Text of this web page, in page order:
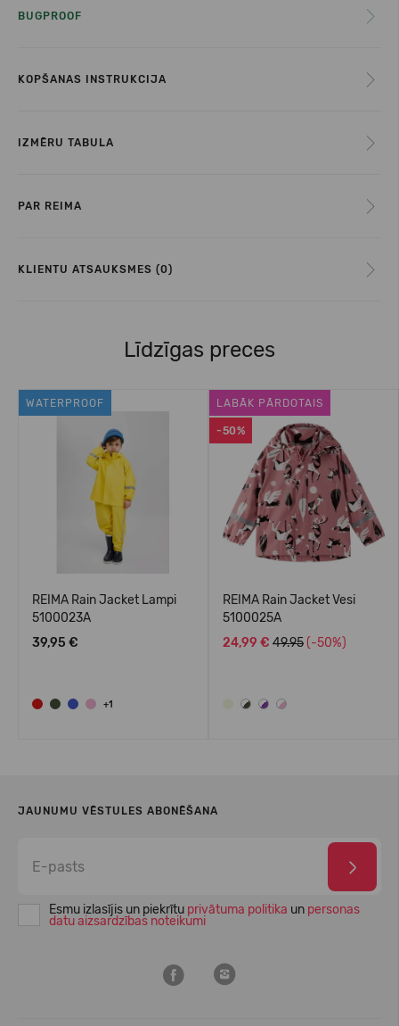
BUGPROOF
KOPŠANAS INSTRUKCIJA
IZMĒRU TABULA
PAR REIMA
KLIENTU ATSAUKSMES (0)
Līdzīgas preces
WATERPROOF
REIMA Rain Jacket Lampi
5100023A
39,95 €
+1
-50%
LABĀK PĀRDOTAIS
REIMA Rain Jacket Vesi
5100025A
24,99 € 49.95 (-50%)
JAUNUMU VĒSTULES ABONĒŠANA
Esmu izlasījis un piekrītu privātuma politika un personas
datu aizsardzības noteikumi